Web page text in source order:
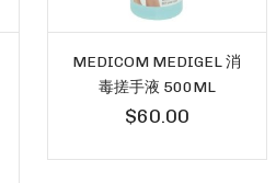
MEDICOM MEDIGEL 消
毒搓手液 500ML
$60.00